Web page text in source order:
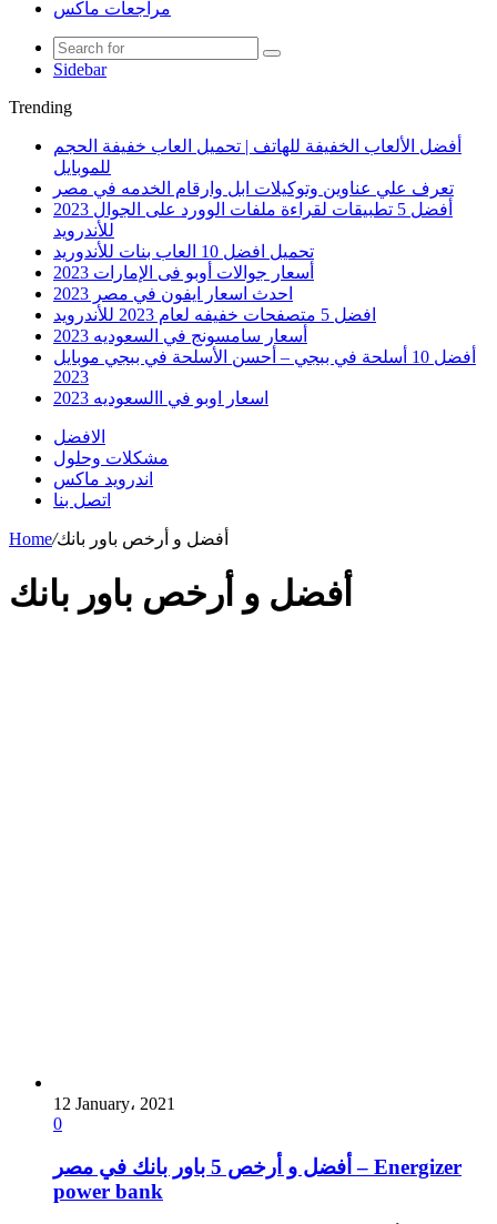
مراجعات ماكس
Sidebar
Trending
أفضل الألعاب الخفيفة للهاتف | تحميل العاب خفيفة الحجم
للموبايل
تعرف علي عناوين وتوكيلات ابل وارقام الخدمه في مصر
أفضل 5 تطبيقات لقراءة ملفات الوورد على الجوال 2023
للأندرويد
تحميل افضل 10 العاب بنات للأندوريد
أسعار جوالات أوبو فى الإمارات 2023
احدث اسعار ايفون في مصر 2023
افضل 5 متصفحات خفيفه لعام 2023 للأندرويد
أسعار سامسونج في السعوديه 2023
أفضل 10 أسلحة في ببجي – أحسن الأسلحة في ببجي موبايل
2023
اسعار اوبو في االسعوديه 2023
الافضل
مشكلات وحلول
اندرويد ماكس
اتصل بنا
Home/أفضل و أرخص باور بانك
أفضل و أرخص باور بانك
12 January، 2021
0
أفضل و أرخص 5 باور بانك في مصر – Energizer
power bank